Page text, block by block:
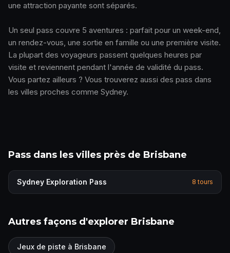
une attraction payante sont séparés.
Un seul pass couvre 5 aventures : parfait pour un week-end,
un rendez-vous, une sortie en famille ou une première visite.
La plupart des voyageurs passent quelques heures par
visite et reviennent pendant l'année de validité du pass.
Vous partez ailleurs ? Vous trouverez aussi des pass dans
les villes proches comme Sydney.
Pass dans les villes près de Brisbane
Sydney Exploration Pass 8 tours
Autres façons d'explorer Brisbane
Jeux de piste à Brisbane